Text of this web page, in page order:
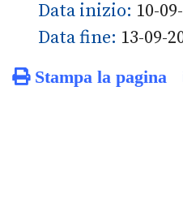
Data inizio: 10-
Data fine: 13-09-
Stampa la pagina